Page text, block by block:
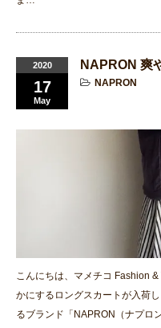
2020
17
May
NAPRON 爽
NAPRON
こんにちは、マメチコ Fashion
かにするロングスカートが入荷
るブランド「NAPRON（ナプロ